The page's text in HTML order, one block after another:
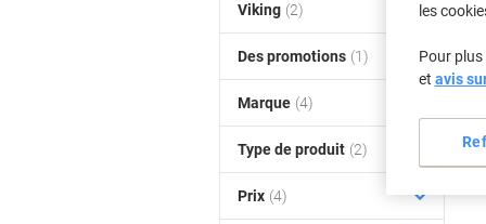
Viking (2)
Des promotions (1)
Marque (4)
Type de produit (2)
Prix (4)
les
Pour
et avis